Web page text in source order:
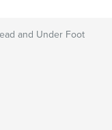
and Under Foot